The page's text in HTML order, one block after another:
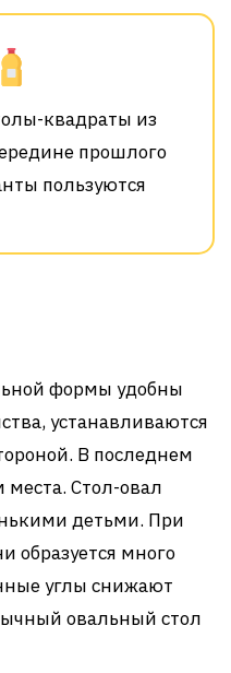
квадраты из
прошлого
пользуются
формы удобны
устанавливаются
В последнем
Стол-овал
детьми. При
образуется много
углы снижают
овальный стол